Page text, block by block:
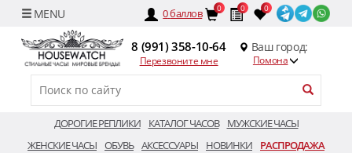
0баллов 0 0 0
8 (991) 358-10-64
Перезвоните мне
Ваш город:
Помона
ДОРОГИЕ РЕПЛИКИ КАТАЛОГ ЧАСОВ
МУЖСКИЕ ЧАСЫ
ЖЕНСКИЕ ЧАСЫ ОБУВЬ АКСЕССУАРЫ НОВИНКИ РАСПРОДАЖА